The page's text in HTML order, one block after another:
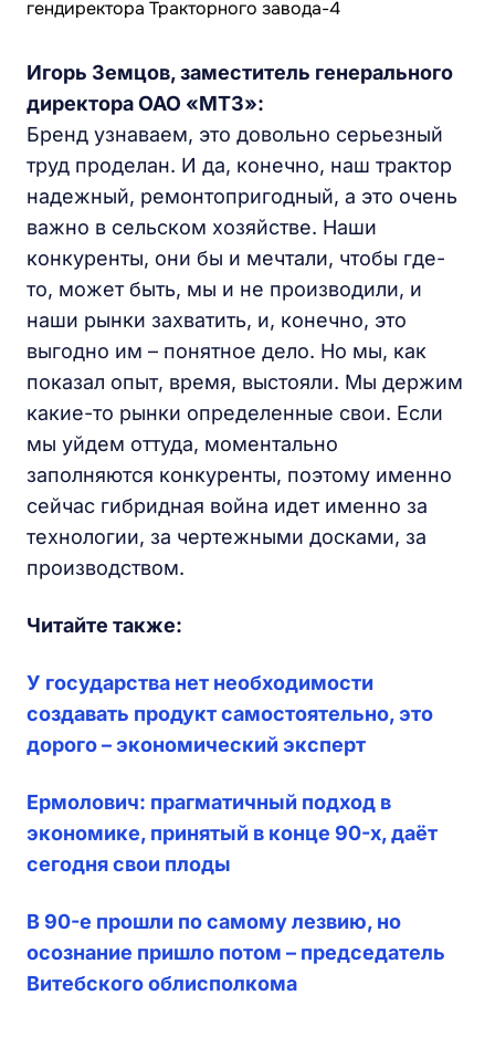
Игорь Земцов, заместитель генерального
директора ОАО «МТЗ»:
Бренд узнаваем, это довольно серьезный
труд проделан. И да, конечно, наш трактор
надежный, ремонтопригодный, а это очень
важно в сельском хозяйстве. Наши
конкуренты, они бы и мечтали, чтобы где-
то, может быть, мы и не производили, и
наши рынки захватить, и, конечно, это
выгодно им – понятное дело. Но мы, как
показал опыт, время, выстояли. Мы держим
какие-то рынки определенные свои. Если
мы уйдем оттуда, моментально
заполняются конкуренты, поэтому именно
сейчас гибридная война идет именно за
технологии, за чертежными досками, за
производством.
Читайте также:
У государства нет необходимости
создавать продукт самостоятельно, это
дорого – экономический эксперт
Ермолович: прагматичный подход в
экономике, принятый в конце 90-х, даёт
сегодня свои плоды
В 90-е прошли по самому лезвию, но
осознание пришло потом – председатель
Витебского облисполкома